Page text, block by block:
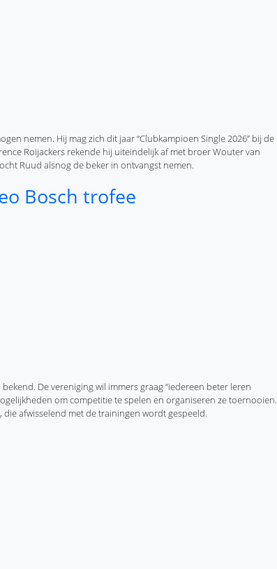
nemen. Hij mag zich dit jaar “Clubkampioen Single 2026” bij de
Roijackers rekende hij uiteindelijk af met broer Wouter van
Ruud alsnog de beker in ontvangst nemen.
Bosch trofee
De vereniging wil immers graag “iedereen beter leren
om competitie te spelen en organiseren ze toernooien.
afwisselend met de trainingen wordt gespeeld.